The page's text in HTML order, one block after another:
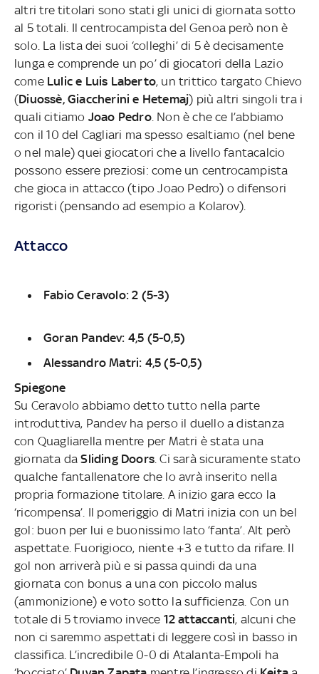
altri tre titolari sono stati gli unici di giornata sotto
al 5 totali. Il centrocampista del Genoa però non è
solo. La lista dei suoi ‘colleghi’ di 5 è decisamente
lunga e comprende un po’ di giocatori della Lazio
come Lulic e Luis Laberto, un trittico targato Chievo
(Diuossè, Giaccherini e Hetemaj) più altri singoli tra i
quali citiamo Joao Pedro. Non è che ce l’abbiamo
con il 10 del Cagliari ma spesso esaltiamo (nel bene
o nel male) quei giocatori che a livello fantacalcio
possono essere preziosi: come un centrocampista
che gioca in attacco (tipo Joao Pedro) o difensori
rigoristi (pensando ad esempio a Kolarov).
Attacco
Fabio Ceravolo: 2 (5-3)
Goran Pandev: 4,5 (5-0,5)
Alessandro Matri: 4,5 (5-0,5)
Spiegone
Su Ceravolo abbiamo detto tutto nella parte
introduttiva, Pandev ha perso il duello a distanza
con Quagliarella mentre per Matri è stata una
giornata daSliding Doors . Ci sarà sicuramente stato
qualche fantallenatore che lo avrà inserito nella
propria formazione titolare. A inizio gara ecco la
‘ricompensa’. Il pomeriggio di Matri inizia con un bel
gol: buon per lui e buonissimo lato ‘fanta’. Alt però
aspettate. Fuorigioco, niente +3 e tutto da rifare. Il
gol non arriverà più e si passa quindi da una
giornata con bonus a una con piccolo malus
(ammonizione) e voto sotto la sufficienza. Con un
totale di 5 troviamo invece 12 attaccanti, alcuni che
non ci saremmo aspettati di leggere così in basso in
classifica. L’incredibile 0-0 di Atalanta-Empoli ha